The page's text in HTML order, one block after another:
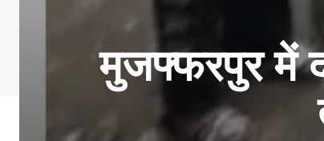
मुजफ्फरपुर में